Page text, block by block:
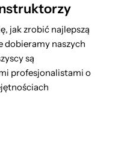
jak zrobić najlepszą
dobieramy naszych
są
profesjonalistami o